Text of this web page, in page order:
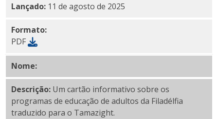
Lançado: 11 de agosto de 2025
Formato:
PDF
Nome:Tamazight PDF
Descrição: Um cartão informativo sobre os
programas de educação de adultos da Filadélfia
traduzido para o Tamazight.